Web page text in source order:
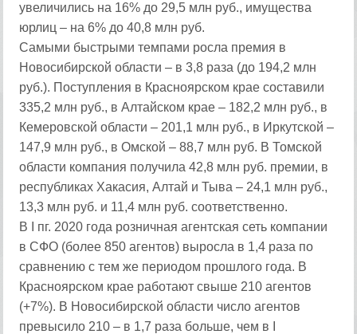
увеличились на 16% до 29,5 млн руб., имущества
юрлиц – на 6% до 40,8 млн руб.
Самыми быстрыми темпами росла премия в
Новосибирской области – в 3,8 раза (до 194,2 млн
руб.). Поступления в Красноярском крае составили
335,2 млн руб., в Алтайском крае – 182,2 млн руб., в
Кемеровской области – 201,1 млн руб., в Иркутской –
147,9 млн руб., в Омской – 88,7 млн руб. В Томской
области компания получила 42,8 млн руб. премии, в
республиках Хакасия, Алтай и Тыва – 24,1 млн руб.,
13,3 млн руб. и 11,4 млн руб. соответственно.
В I пг. 2020 года розничная агентская сеть компании
в СФО (более 850 агентов) выросла в 1,4 раза по
сравнению с тем же периодом прошлого года. В
Красноярском крае работают свыше 210 агентов
(+7%). В Новосибирской области число агентов
превысило 210 – в 1,7 раза больше, чем в I